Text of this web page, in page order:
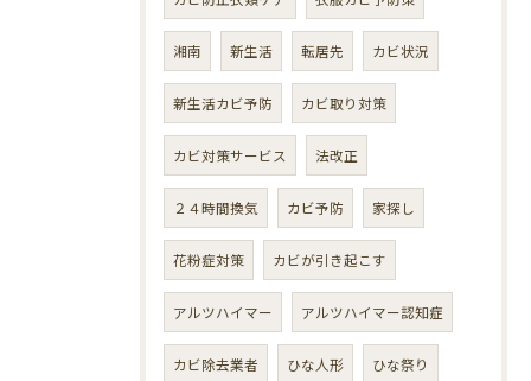
湘南 新生活 転居先 カビ状況
新生活カビ予防 カビ取り対策
カビ対策サービス 法改正
２４時間換気 カビ予防 家探し
花粉症対策 カビが引き起こす
アルツハイマー アルツハイマー認知症
カビ除去業者 ひな人形 ひな祭り